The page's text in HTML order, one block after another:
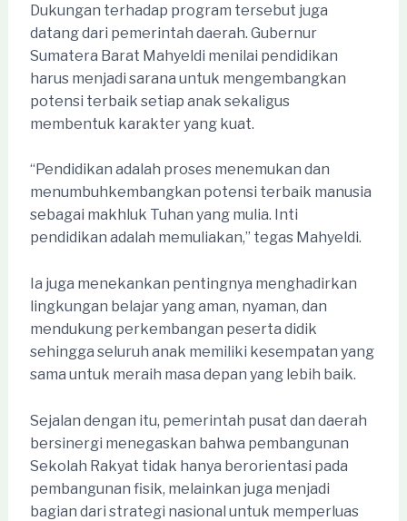
Dukungan terhadap program tersebut juga
datang dari pemerintah daerah. Gubernur
Sumatera Barat Mahyeldi menilai pendidikan
harus menjadi sarana untuk mengembangkan
potensi terbaik setiap anak sekaligus
membentuk karakter yang kuat.
“Pendidikan adalah proses menemukan dan
menumbuhkembangkan potensi terbaik manusia
sebagai makhluk Tuhan yang mulia. Inti
pendidikan adalah memuliakan,” tegas Mahyeldi.
Ia juga menekankan pentingnya menghadirkan
lingkungan belajar yang aman, nyaman, dan
mendukung perkembangan peserta didik
sehingga seluruh anak memiliki kesempatan yang
sama untuk meraih masa depan yang lebih baik.
Sejalan dengan itu, pemerintah pusat dan daerah
bersinergi menegaskan bahwa pembangunan
Sekolah Rakyat tidak hanya berorientasi pada
pembangunan fisik, melainkan juga menjadi
bagian dari strategi nasional untuk memperluas